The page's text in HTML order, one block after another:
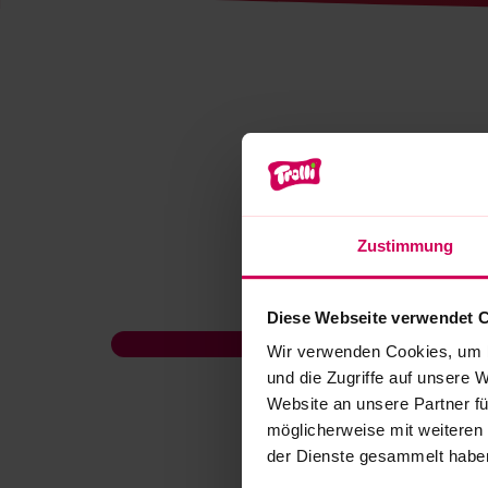
Zustimmung
Diese Webseite verwendet
Wir verwenden Cookies,
und die Zugriffe auf unsere
Website an unsere Partner
möglicherweise mit
der Dienste gesammelt